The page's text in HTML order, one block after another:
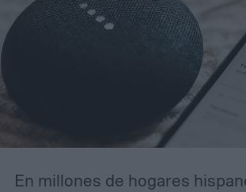
En millones de hogares